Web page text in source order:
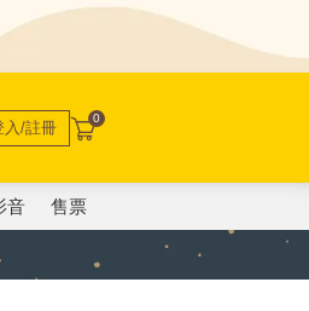
入/註冊 0
音 售票